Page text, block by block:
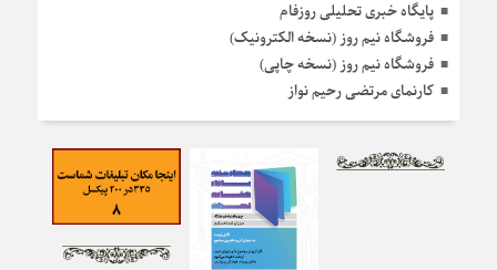
پایگاه خبری تحلیلی روزفام
فروشگاه نیم روز (نسخه الکترونیک)
فروشگاه نیم روز (نسخه چاپی)
کارنمای مرتضی رحیم نواز